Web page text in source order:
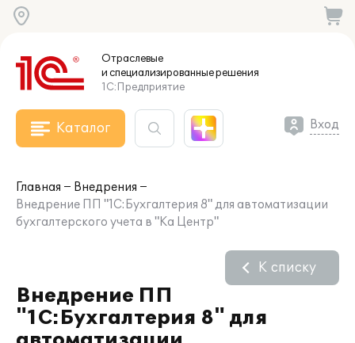
Отраслевые
и специализированныерешения
1С:Предприятие
Каталог Вход
Главная
Внедрения
Внедрение ПП "1С:Бухгалтерия 8" для автоматизации
бухгалтерского учета в "Ка Центр"
Внедрение ПП
"1С:Бухгалтерия 8" для
К списку